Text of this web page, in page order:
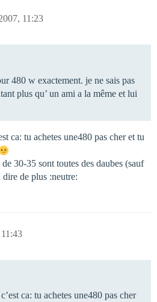
11:23
480 w exactement. je ne sais pas
plus qu’ un ami a la même et lui
ca: tu achetes une480 pas cher et tu
30-35 sont toutes des daubes (sauf
de plus :neutre:
ca: tu achetes une480 pas cher